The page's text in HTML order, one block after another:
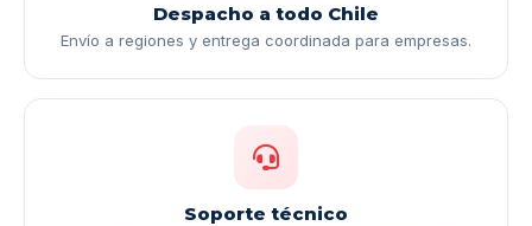
Despacho a todo Chile
Envío a regiones y entrega coordinada para empresas.
Soporte técnico